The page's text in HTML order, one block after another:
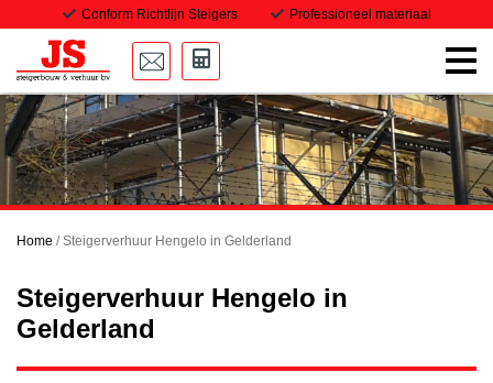
Home
Onze steigers
Transport
Downloads
Vacatures
Conform Richtlijn Steigers Professioneel materiaal
Home /Steigerverhuur Hengelo in Gelderland
Steigerverhuur Hengelo in
Gelderland